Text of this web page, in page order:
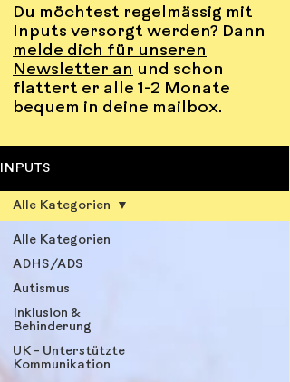
Du möchtest regelmässig mit
Inputs versorgt werden? Dann
melde dich für unseren
Newsletter an und schon
flattert er alle 1-2 Monate
bequem in deine mailbox.
INPUTS
Alle Kategorien
ADHS/ADS
Autismus
Inklusion &
Behinderung
UK - Unterstützte
Kommunikation
Alle Kategorien